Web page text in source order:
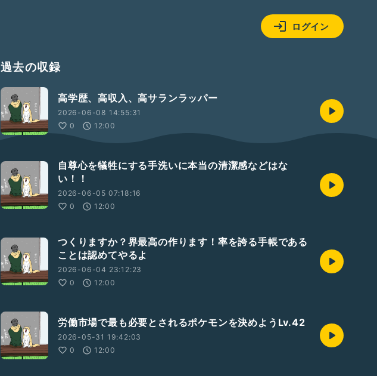
ログイン
過去の収録
高学歴、高収入、高サランラッパー
2026-06-08 14:55:31
0
12:00
自尊心を犠牲にする手洗いに本当の清潔感などはな
い！！
2026-06-05 07:18:16
0
12:00
つくりますか？界最高の作ります！率を誇る手帳である
ことは認めてやるよ
2026-06-04 23:12:23
0
12:00
労働市場で最も必要とされるポケモンを決めようLv.42
2026-05-31 19:42:03
0
12:00